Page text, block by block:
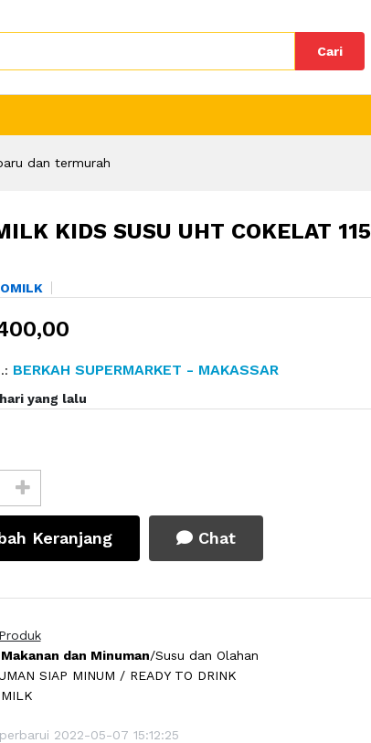
Cari
dan termurah
KIDS SUSU UHT COKELAT 115
BERKAH SUPERMARKET - MAKASSAR
yang lalu
Keranjang Chat
Makanan dan Minuman/Susu dan Olahan
SIAP MINUM / READY TO DRINK
2022-05-07 15:12:25